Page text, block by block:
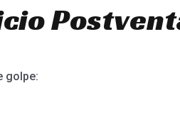
golpe: